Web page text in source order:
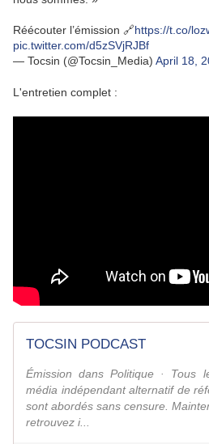
Réécouter l’émission 🔗https://t.co/
pic.twitter.com/d5zSVjRJBf
— Tocsin (@Tocsin_Media) April 18,
L'entretien complet :
TOCSIN PODCAST
Émission dans Politique · Tous
média indépendant alternatif de
sont abordés sans censure.
retrouvez i...